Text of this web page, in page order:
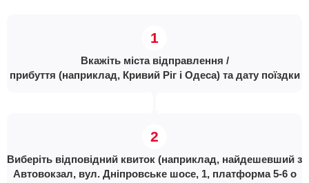
Вкажіть міста відправлення /
прибуття (наприклад, Кривий Ріг і Одеса) та дату поїздки
Виберіть відповідний квиток (наприклад, найдешевший з
Автовокзал, вул. Дніпровське шосе, 1, платформа 5-6 о